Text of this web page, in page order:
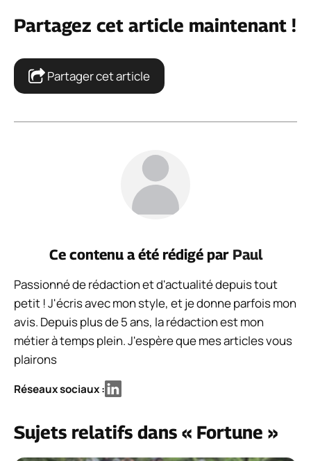
Partagez cet article maintenant !
Partager cet article
Ce contenu a été rédigé par Paul
Passionné de rédaction et d'actualité depuis tout
petit ! J'écris avec mon style, et je donne parfois mon
avis. Depuis plus de 5 ans, la rédaction est mon
métier à temps plein. J'espère que mes articles vous
plairons
Réseaux sociaux :
Sujets relatifs dans « Fortune »